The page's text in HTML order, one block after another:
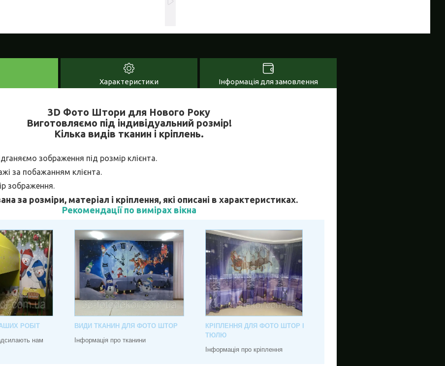
Характеристики Інформація для замовлення
3D Фото Штори для Нового Року
Виготовляємо під індивідуальний розмір!
Кілька видів тканин і кріплень.
зображення під розмір клієнта.
за побажанням клієнта.
зображення.
за розміри, матеріал і кріплення, які описані в характеристиках.
Рекомендації по вимірах вікна
РОБІТ
нам
ВИДИ ТКАНИН ДЛЯ ФОТО ШТОР
Інформація про тканини
КРІПЛЕННЯ ДЛЯ ФОТО ШТОР І
ТЮЛЮ
Інформація про кріплення